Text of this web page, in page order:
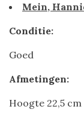
Mein,
Conditie:
Goed
Afmetingen:
Hoogte 22,5 cm